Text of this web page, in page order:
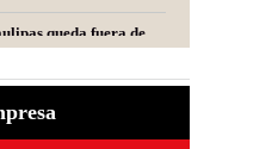
queda fuera de
para fracking
informa comité
2026
de Fecanaco
retenes en